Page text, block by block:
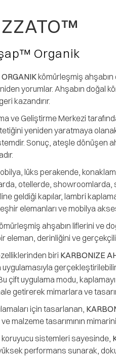
Organik
kömürleşmiş ahşabın
yorumlar. Ahşabın
kazandırır.
ve Geliştirme Merkezi
yeniden yaratmaya
Sonuç, ateşle dönüşen
lüks perakende,
otellerde, showroomlarda,
geldiği kapılar, lambri
elemanları ve mobilya
ahşabın liflerini ve
eleman, derinliğini ve
biri KARBONIZE
çift uygulama modu,
getirerek mimarlara ve
için tasarlanan,
malzeme tasarımının
sistemleri sayesinde,
performans sunarak,